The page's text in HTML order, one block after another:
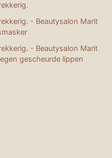
- Beautysalon Marit
- Beautysalon Marit
gescheurde lippen